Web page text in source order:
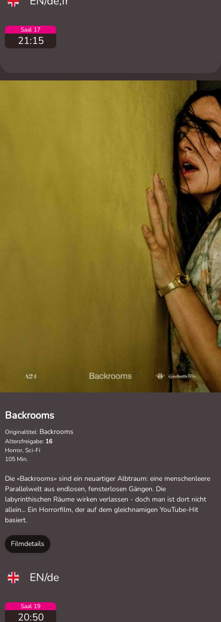
Saal 17
21:15
Backrooms
Originaltitel: Backrooms
Altersfreigabe: 16
Horror, Sci-Fi
105 Min.
Die «Backrooms» sind ein neuartiger Albtraum: eine menschenleere
Parallelwelt aus endlosen, fensterlosen Gängen. Die
labyrinthischen Räume wirken verlassen - doch man ist dort nicht
allein... Ein Horrorfilm, der auf dem gleichnamigen YouTube-Hit
basiert.
Filmdetails
EN/de
Saal 19
20:50